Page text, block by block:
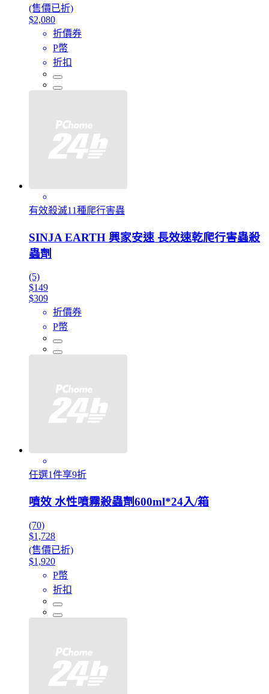
(售價已折)
$2,080
折價券
P幣
折扣
有效殺滅11種爬行害蟲
SINJA EARTH 興家安速 長效速乾爬行害蟲殺
蟲劑
(5)
$149
$309
折價券
P幣
任選1件享9折
噴效 水性噴霧殺蟲劑600ml*24入/箱
(70)
$1,728
(售價已折)
$1,920
P幣
折扣